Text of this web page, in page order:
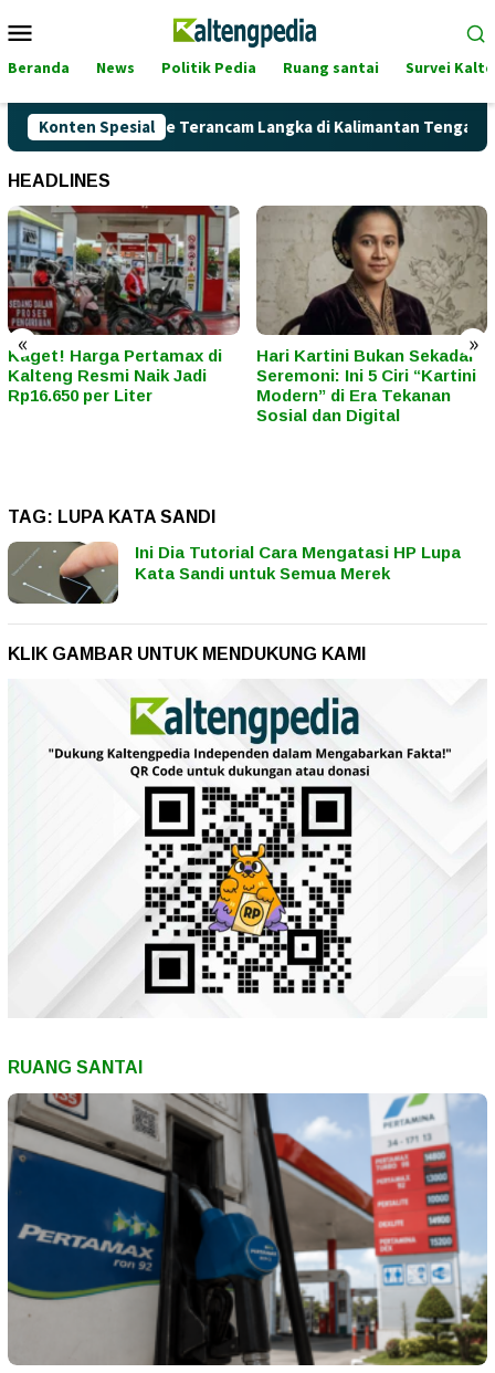
ke
Mobile
Beranda News Politik Pedia Ruang santai Survei
Konten Spesial
Pertalite Terancam Langka di Kalimantan Tengah?
HEADLINES
« »
Kaget! Harga Pertamax di
Kalteng Resmi Naik Jadi
Rp16.650 per Liter
Hari Kartini Bukan Sekadar
Seremoni: Ini 5 Ciri “Kartini
Modern” di Era Tekanan
Sosial dan Digital
TAG: LUPA KATA SANDI
Ini Dia Tutorial Cara Mengatasi HP Lupa
Kata Sandi untuk Semua Merek
KLIK GAMBAR UNTUK MENDUKUNG KAMI
RUANG SANTAI